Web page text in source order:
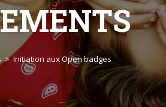
> Initiation aux Open badges